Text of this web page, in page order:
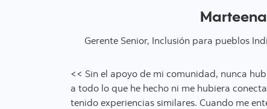
Marteena
Gerente Senior, Inclusión para pueblos
<< Sin el apoyo de mi comunidad, nunca
a todo lo que he hecho ni me hubiera
tenido experiencias similares. Cuando me